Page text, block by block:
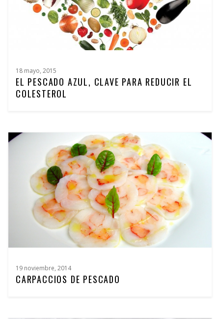
18 mayo, 2015
EL PESCADO AZUL, CLAVE PARA REDUCIR EL
COLESTEROL
19 noviembre, 2014
CARPACCIOS DE PESCADO